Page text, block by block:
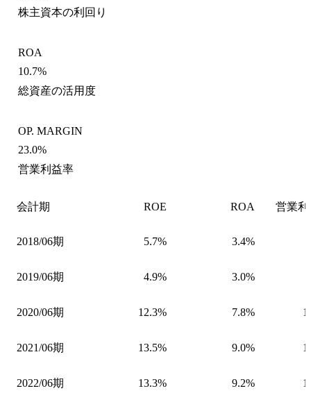
株主資本の利回り
ROA
10.7%
総資産の活用度
OP. MARGIN
23.0%
営業利益率
会計期 ROE ROA 営業
2018/06期 5.7% 3.4%
2019/06期 4.9% 3.0%
2020/06期 12.3% 7.8%
2021/06期 13.5% 9.0%
2022/06期 13.3% 9.2%